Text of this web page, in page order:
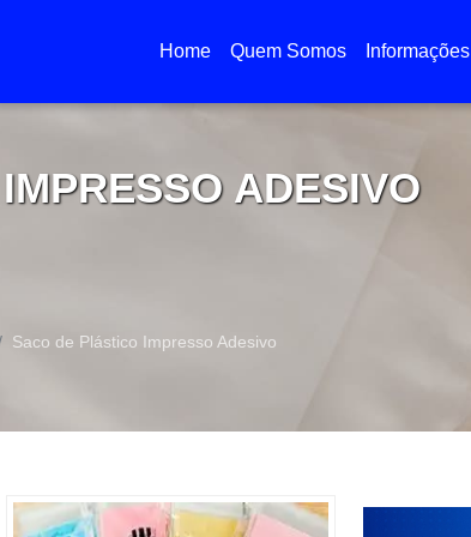
Home
(current)
Quem Somos Informações
ADESIVO
Saco de Plástico Impresso Adesivo